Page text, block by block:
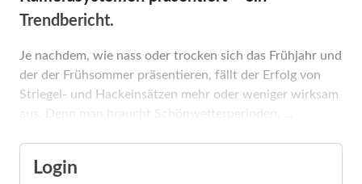
Trendbericht.
Je nachdem, wie nass oder trocken sich das Frühjahr und
der der Frühsommer präsentieren, fällt der Erfolg von
Striegel- und Hackeinsätzen mehr oder weniger wirksam
aus. Denn man braucht Schönwetterperioden, ...
Login